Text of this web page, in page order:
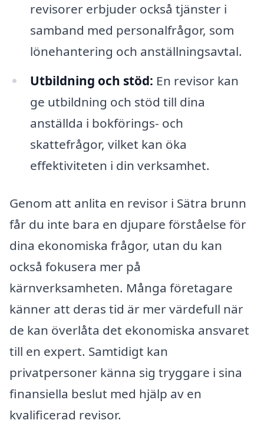
revisorer erbjuder också tjänster i
samband med personalfrågor, som
lönehantering och anställningsavtal.
Utbildning och stöd: En revisor kan
ge utbildning och stöd till dina
anställda i bokförings- och
skattefrågor, vilket kan öka
effektiviteten i din verksamhet.
Genom att anlita en revisor i Sätra brunn
får du inte bara en djupare förståelse för
dina ekonomiska frågor, utan du kan
också fokusera mer på
kärnverksamheten. Många företagare
känner att deras tid är mer värdefull när
de kan överlåta det ekonomiska ansvaret
till en expert. Samtidigt kan
privatpersoner känna sig tryggare i sina
finansiella beslut med hjälp av en
kvalificerad revisor.